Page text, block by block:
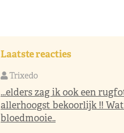
Laatste reacties
Trixedo
...elders zag ik ook een
allerhoogst bekoorlijk !!
bloedmooie..